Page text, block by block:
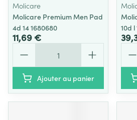
Molicare
Molicare Premium Men Pad
4d 14 1680680
11,69 €
Ajouter au panier
10d l